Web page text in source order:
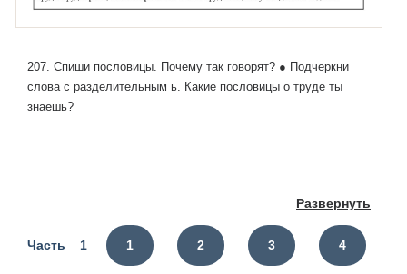
Развернуть
207. Спиши пословицы. Почему так говорят? ● Подчеркни
слова с разделительным ь. Какие пословицы о труде ты
знаешь?
Часть 1 1 2 3 4